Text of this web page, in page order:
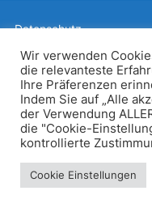
Datenschutz
Inspiro
Wir verwenden
die relevanteste
Ihre Präferenzen
Indem Sie auf „Alle
der Verwendung
die "Cookie-
kontrollierte
Cookie Einstellungen